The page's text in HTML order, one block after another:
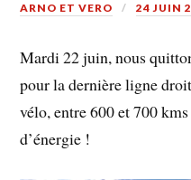
ARNO ET VERO 24 JUIN
Mardi 22 juin, nous
pour la dernière ligne
vélo, entre 600 et 700
d’énergie !